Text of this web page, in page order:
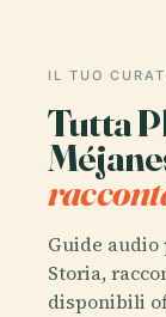
IL TUO
Tutta
Guide audio
Storia,
disponibili